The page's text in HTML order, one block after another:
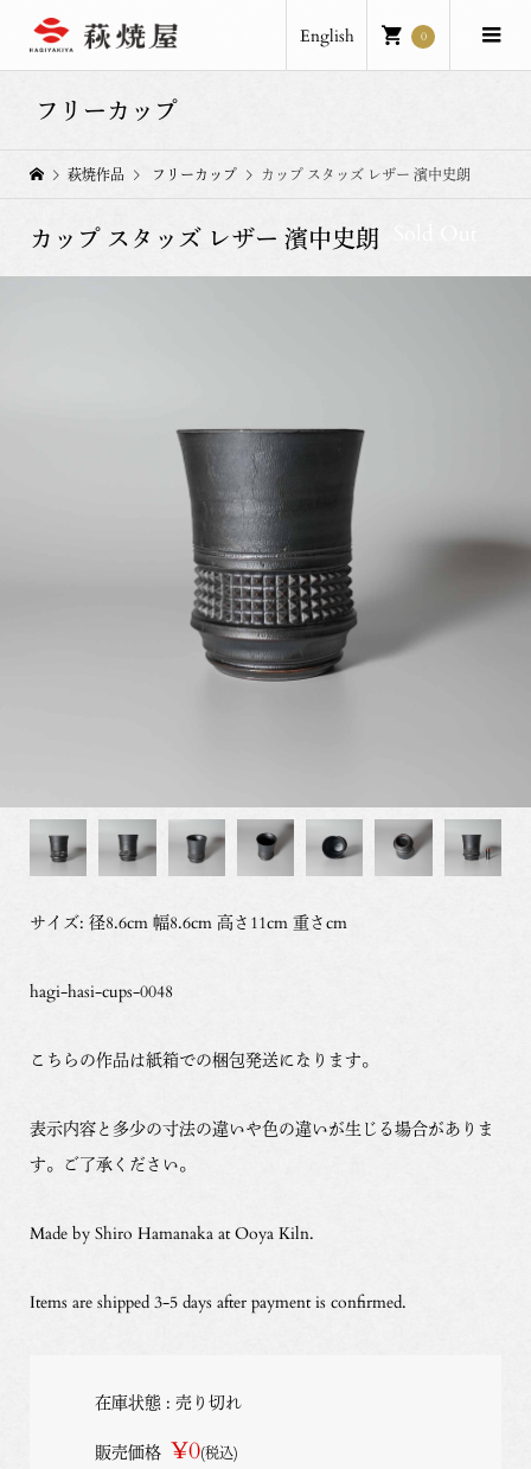
English 0
フリーカップ
萩焼作品 フリーカップ カップ スタッズ レザー 濱中史朗
カップ スタッズ レザー 濱中史朗
サイズ: 径8.6cm 幅8.6cm 高さ11cm 重さcm
hagi-hasi-cups-0048
こちらの作品は紙箱での梱包発送になります。
表示内容と多少の寸法の違いや色の違いが生じる場合がありま
す。ご了承ください。
Made by Shiro Hamanaka at Ooya Kiln.
Items are shipped 3-5 days after payment is confirmed.
在庫状態 : 売り切れ
販売価格 ¥0(税込)